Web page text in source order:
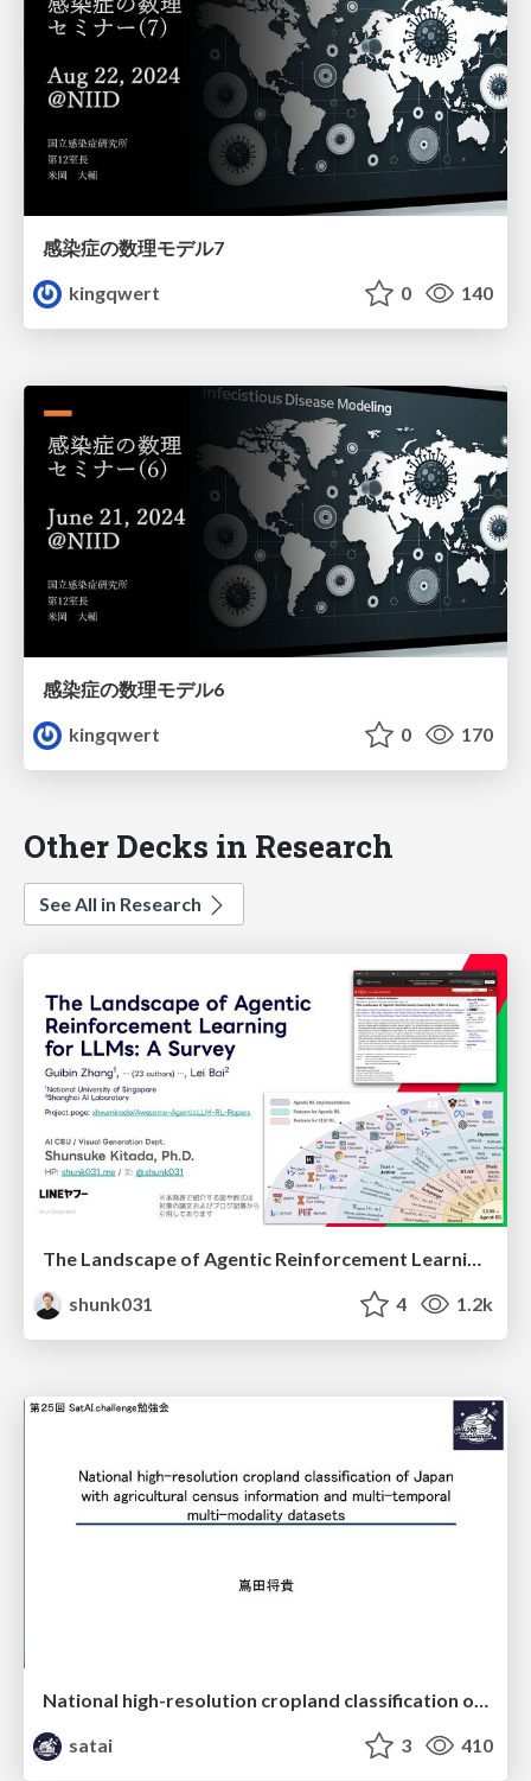
感染症の数理モデル7
kingqwert
0 140
感染症の数理モデル6
kingqwert
0 170
Other Decks in Research
See All in Research
shunk031
4 1.2k
National high-resolution cropland classification of Japan with agricultural census information and multi-temporal multi-modality datasets
satai
3 410